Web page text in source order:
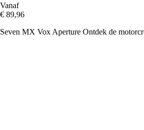
Vanaf
€ 89,96
Seven MX Vox Aperture Ontdek de